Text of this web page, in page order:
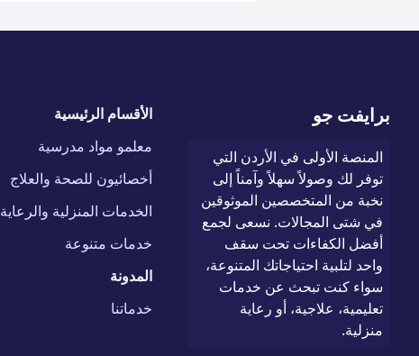
برايفت جو
المنصة الأولى في الأردن التي
توفر لك وصولاً سهلاً وآمناً إلى
نخبة من المتخصصين الموثوقين
في شتى المجالات. نسعى لجمع
أفضل الكفاءات تحت سقف
واحد لتلبية احتياجاتك المتنوعة،
سواء كنت تبحث عن خدمات
تعليمية، علاجية، أو رعاية
منزلية.
الأقسام الرئيسية
معلمو مواد مدرسية
أخصائيون للصحة والعلاج
الخدمات المنزلية والرعاية
خدمات متنوعة
المدونة
خدماتنا